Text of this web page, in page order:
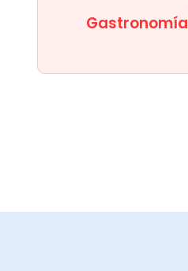
Gastronomía